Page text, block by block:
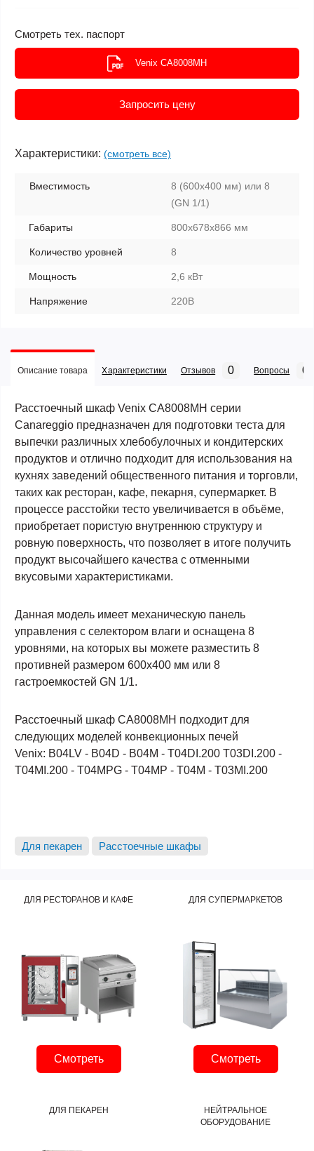
Смотреть тех. паспорт
Venix CA8008MH
Запросить цену
Характеристики: (смотреть все)
Вместимость
8 (600х400 мм) или 8
(GN 1/1)
Габариты 800х678х866 мм
Количество уровней 8
Мощность 2,6 кВт
Напряжение 220В
Описание товара Характеристики Отзывов 0 Вопросы 0
Расстоечный шкаф Venix CA8008MH серии
Canareggio предназначен для подготовки теста для
выпечки различных хлебобулочных и кондитерских
продуктов и отлично подходит для использования на
кухнях заведений общественного питания и торговли,
таких как ресторан, кафе, пекарня, супермаркет. В
процессе расстойки тесто увеличивается в объёме,
приобретает пористую внутреннюю структуру и
ровную поверхность, что позволяет в итоге получить
продукт высочайшего качества с отменными
вкусовыми характеристиками.
Данная модель имеет механическую панель
управления с селектором влаги и оснащена 8
уровнями, на которых вы можете разместить 8
противней размером 600х400 мм или 8
гастроемкостей GN 1/1.
Расстоечный шкаф CA8008MH подходит для
следующих моделей конвекционных печей
Venix: B04LV - B04D - B04M - T04DI.200 T03DI.200 -
T04MI.200 - T04MPG - T04MP - T04M - T03MI.200
Для пекарен Расстоечные шкафы
ДЛЯ РЕСТОРАНОВ И КАФЕ
Смотреть
ДЛЯ СУПЕРМАРКЕТОВ
Смотреть
ДЛЯ ПЕКАРЕН
НЕЙТРАЛЬНОЕ
ОБОРУДОВАНИЕ